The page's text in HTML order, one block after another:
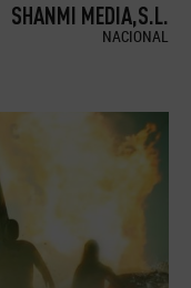
SHANMI MEDIA,S.L.
NACIONAL